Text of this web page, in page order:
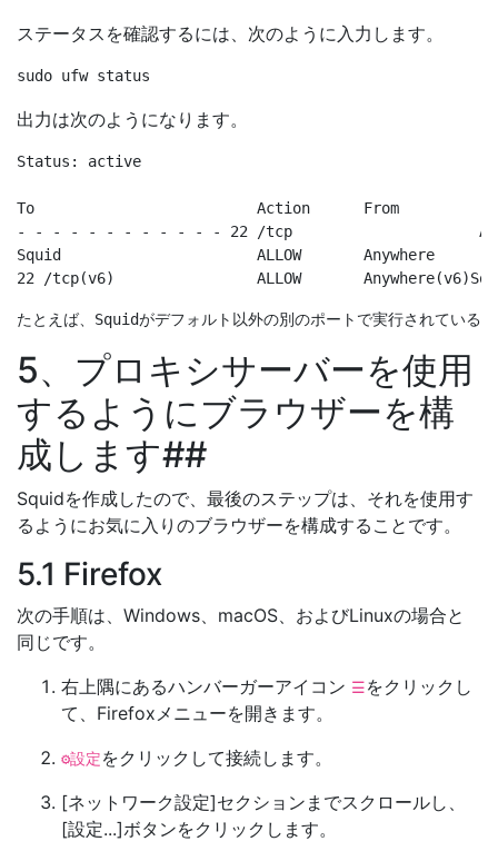
ステータスを確認するには、次のように入力します。
出力は次のようになります。
Status: active
To                         Action      From
- - - - - - - - - - - - 22 /tcp
Squid                      ALLOW       Anywhere
5、プロキシサーバーを使用
するようにブラウザーを構
成します##
Squidを作成したので、最後のステップは、それを使用す
るようにお気に入りのブラウザーを構成することです。
5.1 Firefox
次の手順は、Windows、macOS、およびLinuxの場合と
同じです。
右上隅にあるハンバーガーアイコン ☰をクリックし
て、Firefoxメニューを開きます。
⚙設定をクリックして接続します。
[ネットワーク設定]セクションまでスクロールし、
[設定...]ボタンをクリックします。